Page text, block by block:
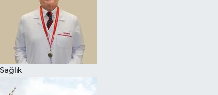
Sağlık